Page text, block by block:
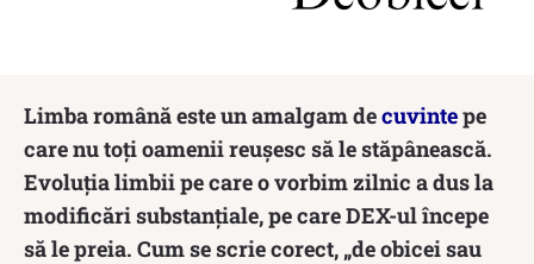
Limba română este un amalgam decuvintepe
care nu toți oamenii reușesc să le stăpânească.
Evoluția limbii pe care o vorbim zilnic a dus la
modificări substanțiale, pe care DEX-ul începe
să le preia. Cum se scrie corect, „de obicei sau